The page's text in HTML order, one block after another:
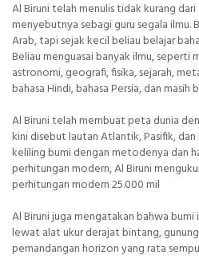
Al Biruni telah menulis tidak kurang
menyebutnya sebagi guru segala ilmu.
Arab, tapi sejak kecil beliau belajar
Beliau menguasai banyak ilmu, seperti
astronomi, geografi, fisika, sejarah,
bahasa Hindi, bahasa Persia, dan masih
Al Biruni telah membuat peta dunia
kini disebut lautan Atlantik, Pasifik,
keliling bumi dengan metodenya dan
perhitungan modern, Al Biruni
perhitungan modern 25.000 mil
Al Biruni juga mengatakan bahwa
lewat alat ukur derajat bintang,
pemandangan horizon yang rata